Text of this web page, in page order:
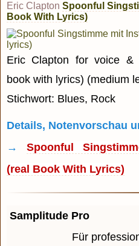
Eric Clapton Spoonful
Book With Lyrics)
Eric Clapton for voice &
book with lyrics) (medium
Stichwort: Blues, Rock
Details, Notenvorschau
→Spoonful
(real Book With Lyrics)
Samplitude Pro
Für